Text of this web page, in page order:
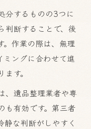
分するものの3つに
判断することで、後
。作業の際は、無理
ミングに合わせて進
す。
、遺品整理業者や専
も有効です。第三者
な判断がしやすく